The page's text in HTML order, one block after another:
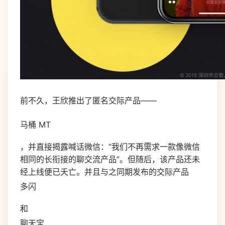
前不久，王欣推出了匿名交际产品——
马桶 MT
，并直接揭露喊话微信：“我们不再需求一款像微信
相同的长衔接的聊交流产品”。但随后，该产品还未
经上线便已夭亡。并且与之同期发布的交际产品
多闪
和
聊天宝